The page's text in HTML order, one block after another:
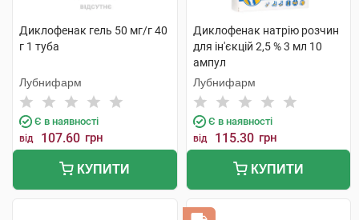
Диклофенак гель 50 мг/г 40
г 1 туба
Лубнифарм
Є в наявності
від 107.60 грн
КУПИТИ
Диклофенак натрію розчин
для ін'єкцій 2,5 % 3 мл 10
ампул
Лубнифарм
Є в наявності
від 115.30 грн
КУПИТИ